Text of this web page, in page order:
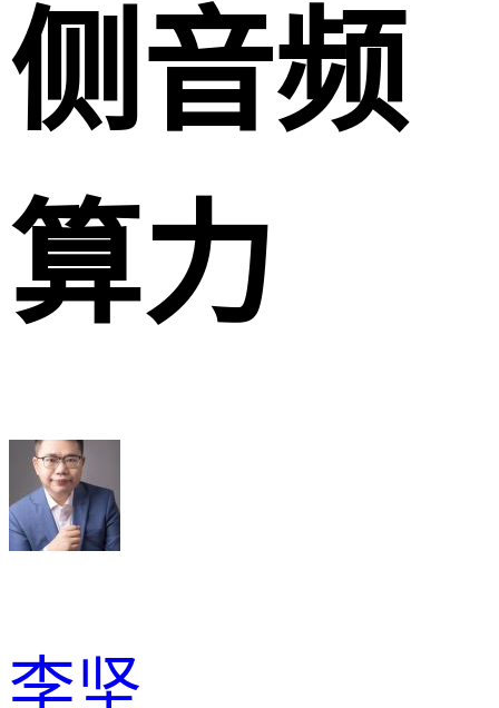
侧音频
算力
李坚